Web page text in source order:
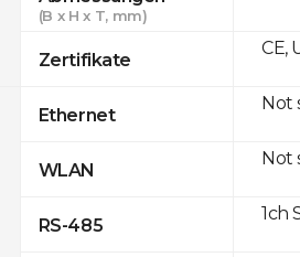
(B x H x T, mm)
Zertifikate
Ethernet
WLAN
RS-485
CE,
Not
Not
1ch